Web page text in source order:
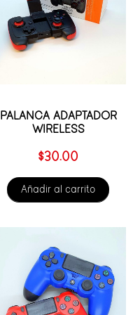
PALANCA ADAPTADOR
WIRELESS
$30.00
Añadir al carrito